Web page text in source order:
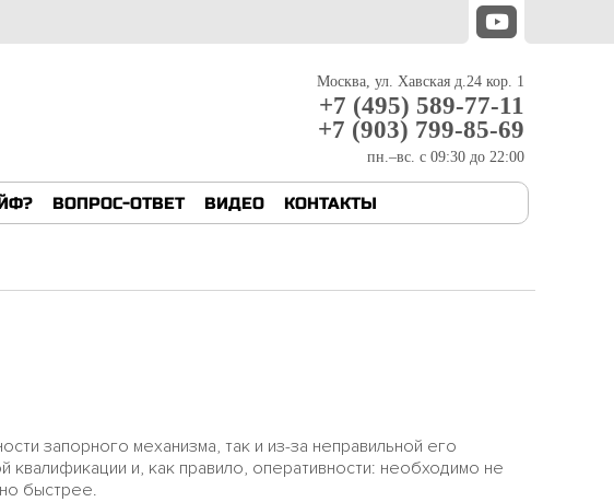
Москва, ул. Хавская д.24 кор. 1
+7 (495) 589-77-11
+7 (903) 799-85-69
пн.–вс. с 09:30 до 22:00
ВОПРОС-ОТВЕТ ВИДЕО КОНТАКТЫ
запорного механизма, так и из-за неправильной его
и, как правило, оперативности: необходимо не
быстрее.